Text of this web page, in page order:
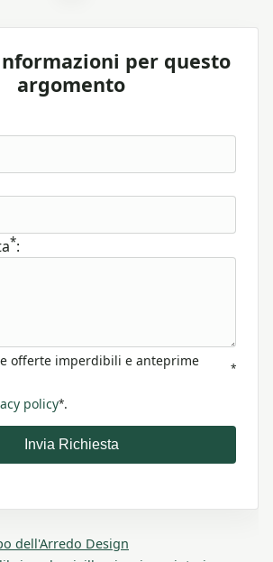
per questo
argomento
*:
offerte imperdibili e anteprime
*
policy*.
Invia Richiesta
dell'Arredo Design